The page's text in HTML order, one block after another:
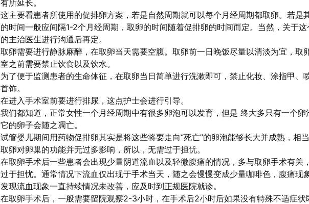
有所延长。
这主要看患者所使用的促排卵方案，若是自然周期就可以每个月经周期都取卵。若是
的时间一般应间隔1-2个月经周期，取卵的时间随着促排卵的时间而定。当然，关于
的主治医生进行沟通后再定。
取卵需要进行静脉麻醉，在取卵当天需要空腹。取卵前一日晚饭尽量以清淡为宜，取
室之前需要禁止饮食以及饮水。
为了便于监测患者的生命体征，在取卵当日简单进行洗漱即可，禁止化妆、涂指甲、
首饰。
在进入手术室前要进行排尿，这点护士会进行引导。
我们都知道，正常女性一个月经周期中有很多卵泡可以发育，但是 终大多只有一个
它的卵子会随之凋亡。
试管婴儿期间用药物促排卵其实是将这些将要走向“死亡”的卵泡能够长大并成熟，相
取卵对卵巢的功能并无过多影响，所以，无需过于担忧。
在取卵手术后一些患者会出现少量阴道流血以及轻微腹痛的情况，多与取卵手术有关
过于担忧。通常情况下流血仅出现于手术当天，随之会慢慢变成少量咖啡色，腹痛现
发现流血现象一直持续情况未改善，应及时到正规医院就诊。
在取卵手术后，一般需要留院观察2-3小时，在手术后2小时后如果没有特殊不适症状